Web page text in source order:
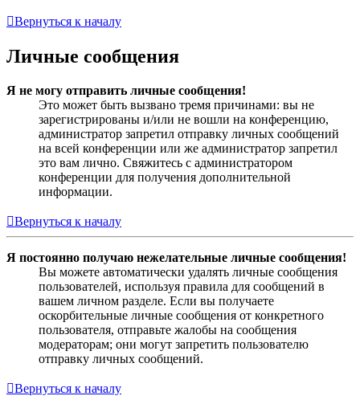
Вернуться к началу
Личные сообщения
Я не могу отправить личные сообщения!
Это может быть вызвано тремя причинами: вы не
зарегистрированы и/или не вошли на конференцию,
администратор запретил отправку личных сообщений
на всей конференции или же администратор запретил
это вам лично. Свяжитесь с администратором
конференции для получения дополнительной
информации.
Вернуться к началу
Я постоянно получаю нежелательные личные сообщения!
Вы можете автоматически удалять личные сообщения
пользователей, используя правила для сообщений в
вашем личном разделе. Если вы получаете
оскорбительные личные сообщения от конкретного
пользователя, отправьте жалобы на сообщения
модераторам; они могут запретить пользователю
отправку личных сообщений.
Вернуться к началу